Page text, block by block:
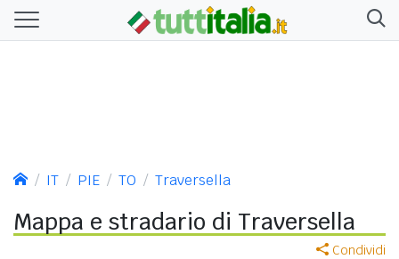
IT PIE TO Traversella
Mappa e stradario di Traversella
Condividi